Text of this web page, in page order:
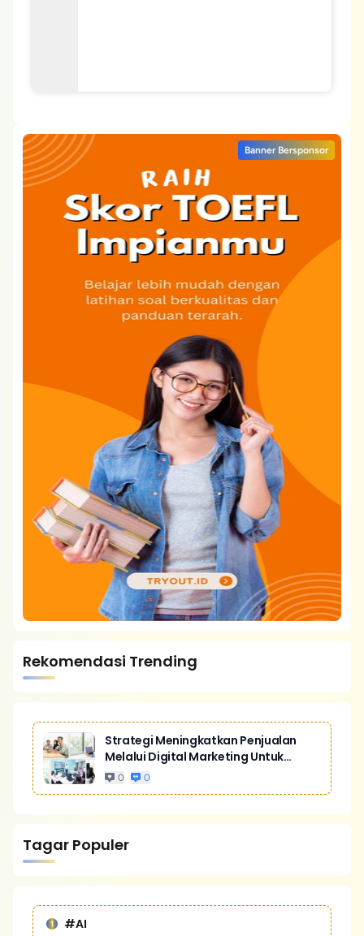
Banner Bersponsor
Rekomendasi Trending
Strategi Meningkatkan Penjualan
Melalui Digital Marketing Untuk
Bisnis Yang Lebih Kompetitif
0 0
Tagar Populer
#AI